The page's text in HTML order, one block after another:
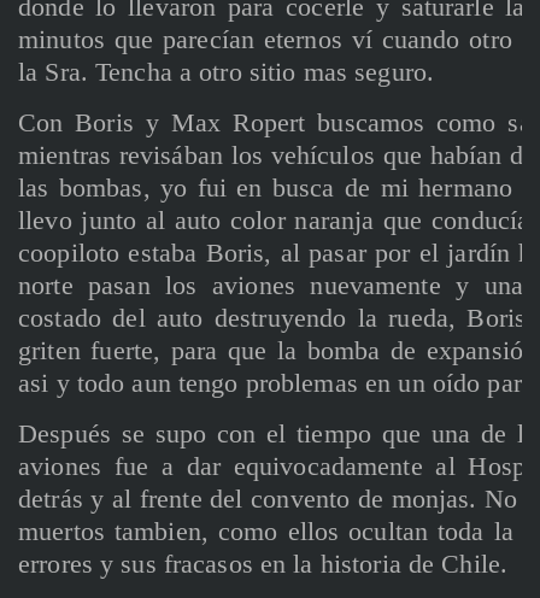
donde lo llevaron para cocerle y saturarle la
minutos que parecían eternos ví cuando otro
la Sra. Tencha a otro sitio mas seguro.
Con Boris y Max Ropert buscamos como
mientras revisában los vehículos que habían
las bombas, yo fui en busca de mi hermano
llevo junto al auto color naranja que
coopiloto estaba Boris, al pasar por el jardín
norte pasan los aviones nuevamente y
costado del auto destruyendo la rueda,
griten fuerte, para que la bomba de
asi y todo aun tengo problemas en un oído para
Después se supo con el tiempo que una de
aviones fue a dar equivocadamente al
detrás y al frente del convento de monjas. No
muertos tambien, como ellos ocultan toda la
errores y sus fracasos en la historia de Chile.